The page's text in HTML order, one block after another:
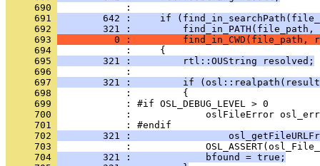
     690
     691
642 :     if
     692
321 :         find_in_PATH(file_path,
     693
0 :         find_in_CWD(file_path,
     694
     695
        321 :         rtl::OUString resolved;
     696
     697
321 :         if
     698
     699
     700
     701
     702
321 :
     703
     704
        321 :             bfound = true;